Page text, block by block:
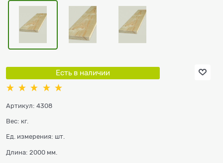
Есть в наличии
Артикул: 4308
Вес: кг.
Ед. измерения: шт.
Длина: 2000 мм.